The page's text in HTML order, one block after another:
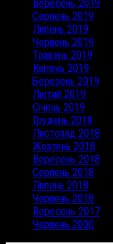
Вересень 2019
Серпень 2019
Липень 2019
Червень 2019
Травень 2019
Квітень 2019
Березень 2019
Лютий 2019
Січень 2019
Грудень 2018
Листопад 2018
Жовтень 2018
Вересень 2018
Серпень 2018
Липень 2018
Червень 2018
Вересень 2017
Червень 2000